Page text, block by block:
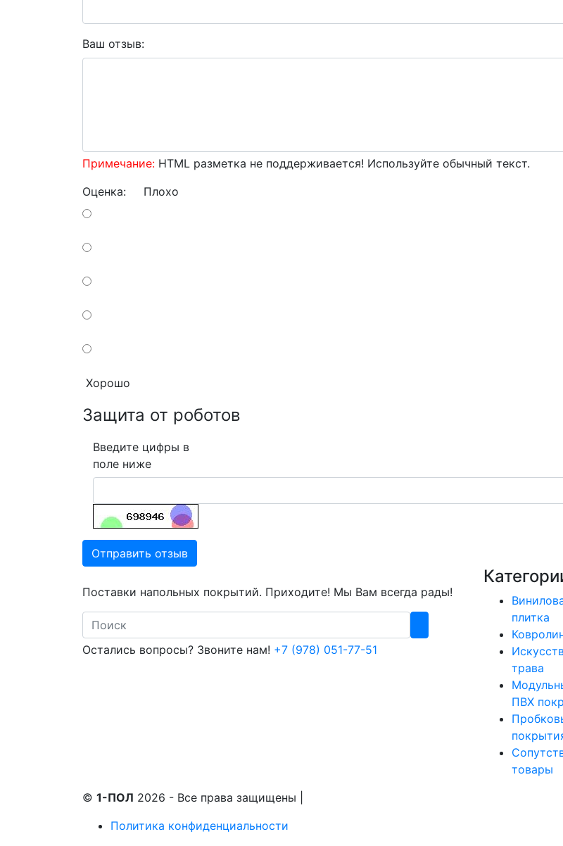
Ваш отзыв:
Примечание: HTML разметка не поддерживается! Используйте обычный текст.
Оценка: Плохо
Хорошо
Защита от роботов
Введите цифры в
поле ниже
Отправить отзыв
Поставки напольных покрытий. Приходите! Мы Вам всегда рады!
Search
Остались вопросы? Звоните нам! +7 (978) 051-77-51
плитка
трава
ПВХ
товары
© 1-ПОЛ 2026 - Все права защищены
Политика конфиденциальности